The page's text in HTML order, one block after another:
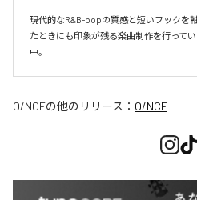
現代的なR&B-popの質感と短いフックを
たときにも印象が残る楽曲制作を行って
O/NCEの他のリリース： O/NCE